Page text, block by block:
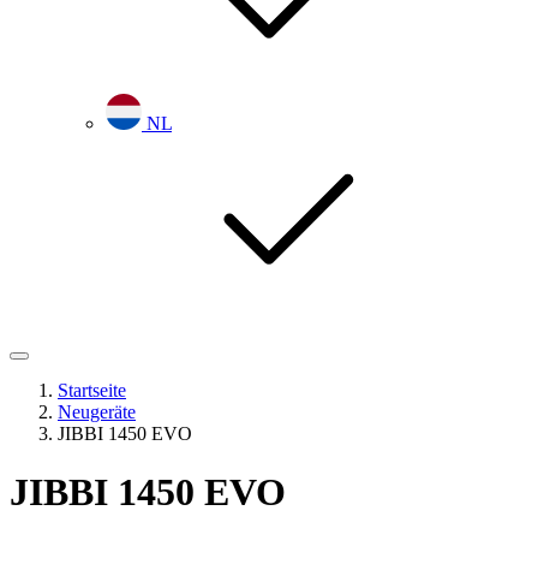
NL
Startseite
Neugeräte
JIBBI 1450 EVO
JIBBI 1450 EVO